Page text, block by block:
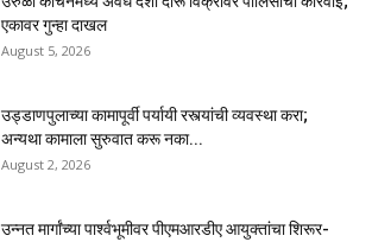
एकावर गुन्हा दाखल
August 5, 2026
उड्डाणपुलाच्या कामापूर्वी पर्यायी रस्त्यांची व्यवस्था करा;
अन्यथा कामाला सुरुवात करू नका...
August 2, 2026
उन्नत मार्गांच्या पार्श्वभूमीवर पीएमआरडीए आयुक्तांचा शिरूर-